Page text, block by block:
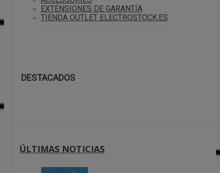
EXTENSIONES DE GARANTÍA
TIENDA OUTLET ELECTROSTOCK.ES
DESTACADOS
ÚLTIMAS NOTICIAS